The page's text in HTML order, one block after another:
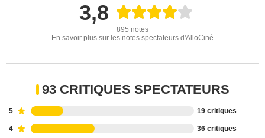
3,8
895 notes
En savoir plus sur les notes spectateurs d'AlloCiné
93 CRITIQUES SPECTATEURS
5 19 critiques
4 36 critiques